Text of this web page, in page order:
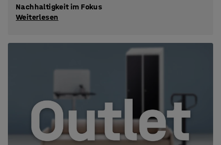
Nachhaltigkeit im Fokus
Weiterlesen